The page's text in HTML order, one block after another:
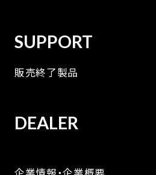
SUPPORT
販売終了製品
DEALER